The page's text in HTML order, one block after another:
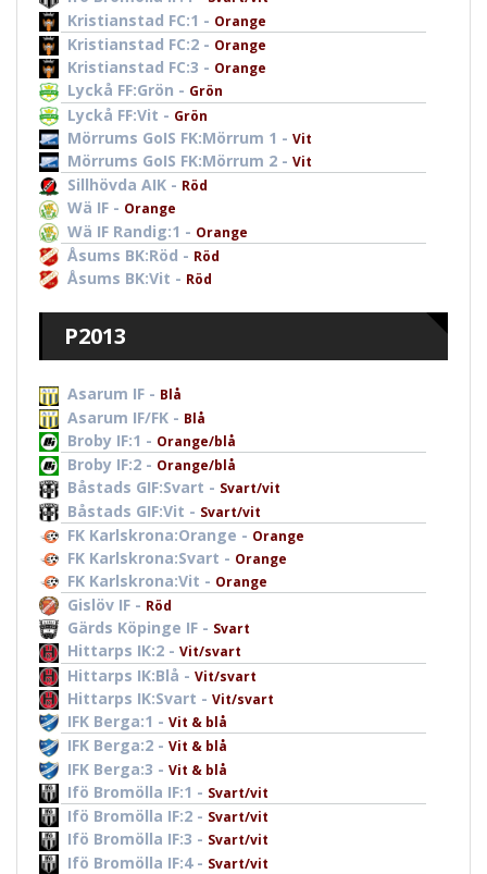
Kristianstad FC:1 - Orange
Kristianstad FC:2 - Orange
Kristianstad FC:3 - Orange
Lyckå FF:Grön - Grön
Lyckå FF:Vit - Grön
Mörrums GoIS FK:Mörrum 1 - Vit
Mörrums GoIS FK:Mörrum 2 - Vit
Sillhövda AIK - Röd
Wä IF - Orange
Wä IF Randig:1 - Orange
Åsums BK:Röd - Röd
Åsums BK:Vit - Röd
P2013
Asarum IF - Blå
Asarum IF/FK - Blå
Broby IF:1 - Orange/blå
Broby IF:2 - Orange/blå
Båstads GIF:Svart - Svart/vit
Båstads GIF:Vit - Svart/vit
FK Karlskrona:Orange - Orange
FK Karlskrona:Svart - Orange
FK Karlskrona:Vit - Orange
Gislöv IF - Röd
Gärds Köpinge IF - Svart
Hittarps IK:2 - Vit/svart
Hittarps IK:Blå - Vit/svart
Hittarps IK:Svart - Vit/svart
IFK Berga:1 - Vit & blå
IFK Berga:2 - Vit & blå
IFK Berga:3 - Vit & blå
Ifö Bromölla IF:1 - Svart/vit
Ifö Bromölla IF:2 - Svart/vit
Ifö Bromölla IF:3 - Svart/vit
Ifö Bromölla IF:4 - Svart/vit